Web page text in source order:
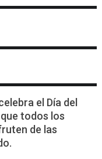
el Día del
todos los
de las